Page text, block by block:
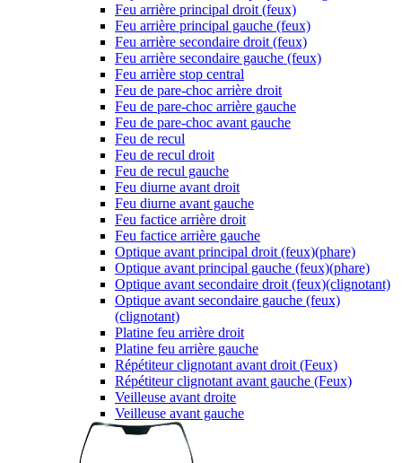
Feu arrière principal droit (feux)
Feu arrière principal gauche (feux)
Feu arrière secondaire droit (feux)
Feu arrière secondaire gauche (feux)
Feu arrière stop central
Feu de pare-choc arrière droit
Feu de pare-choc arrière gauche
Feu de pare-choc avant gauche
Feu de recul
Feu de recul droit
Feu de recul gauche
Feu diurne avant droit
Feu diurne avant gauche
Feu factice arrière droit
Feu factice arrière gauche
Optique avant principal droit (feux)(phare)
Optique avant principal gauche (feux)(phare)
Optique avant secondaire droit (feux)(clignotant)
Optique avant secondaire gauche (feux)
(clignotant)
Platine feu arrière droit
Platine feu arrière gauche
Répétiteur clignotant avant droit (Feux)
Répétiteur clignotant avant gauche (Feux)
Veilleuse avant droite
Veilleuse avant gauche